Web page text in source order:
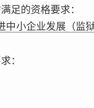
足的资格要求：
中小企业发展（监
：